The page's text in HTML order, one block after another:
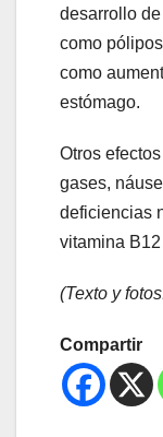
desarrollo
como
como
estómago.
Otros
gases,
deficiencias
vitamina
(Texto y
Compartir